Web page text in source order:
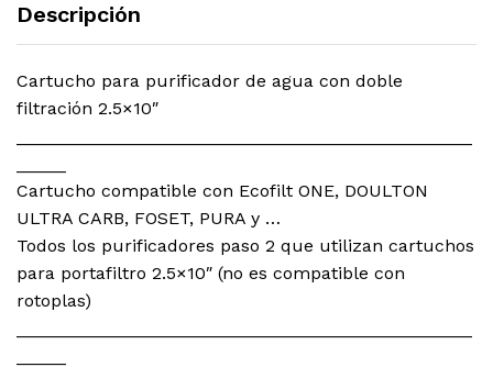
Descripción
Cartucho para purificador de agua con doble
filtración 2.5×10″
Cartucho compatible con Ecofilt ONE, DOULTON
ULTRA CARB, FOSET, PURA y …
Todos los purificadores paso 2 que utilizan cartuchos
para portafiltro 2.5×10″ (no es compatible con
rotoplas)